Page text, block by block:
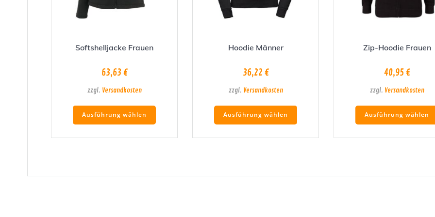
Softshelljacke Frauen
63,63 €
zzgl. Versandkosten
Ausführung wählen
Dieses
Die
Hoodie Männer
36,22 €
zzgl. Versandkosten
Ausführung wählen
Dieses
Die
Zip-Hoodie Frauen
40,95€
zzgl. Versandkosten
Ausführung wählen